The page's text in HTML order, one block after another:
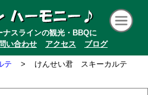
ナスラインの観光・BBQに
い合わせ アクセス ブログ
テ > けんせい君 スキーカルテ